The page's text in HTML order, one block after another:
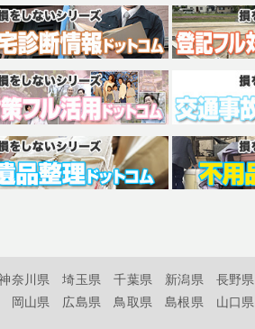
奈川県 埼玉県 千葉県 新潟県 長野県
岡山県 広島県 鳥取県 島根県 山口県